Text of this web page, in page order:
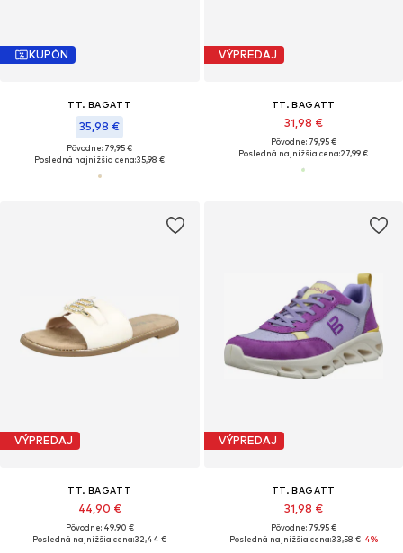
KUPÓN
TT. BAGATT
35,98 €
Pôvodne: 79,95 €
Posledná najnižšia cena:35,98 €
VÝPREDAJ
TT. BAGATT
31,98 €
Pôvodne: 79,95 €
Posledná najnižšia cena:27,99 €
VÝPREDAJ
TT. BAGATT
44,90 €
Pôvodne: 49,90 €
Posledná najnižšia cena:32,44 €
VÝPREDAJ
TT. BAGATT
31,98 €
Pôvodne: 79,95 €
Posledná najnižšia cena:33,58 €-4%